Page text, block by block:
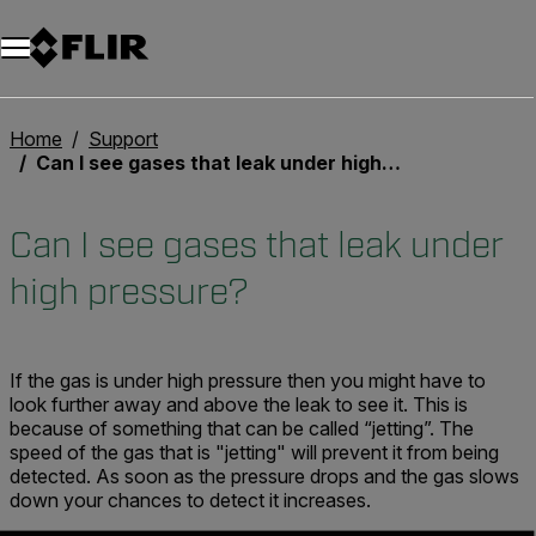
Unread messages
Modelo
Eliminar
artículos
artículo
Añadir al carro
Añadido al carro
Home
Support
Can I see gases that leak under high pressure?
Can I see gases that leak under
high pressure?
If the gas is under high pressure then you might have to
look further away and above the leak to see it. This is
because of something that can be called “jetting”. The
speed of the gas that is "jetting" will prevent it from being
detected. As soon as the pressure drops and the gas slows
down your chances to detect it increases.